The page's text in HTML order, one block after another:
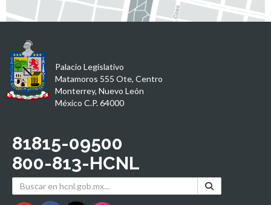
Palacio Legislativo
Matamoros 555 Ote, Centro
Monterrey, Nuevo León
México C.P. 64000
81815-09500
800-813-HCNL